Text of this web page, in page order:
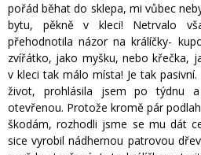
pořád běhat do sklepa, mi vůbec
bytu, pěkně v kleci! Netrvalo
přehodnotila názor na králíčky-
zvířátko, jako myšku, nebo křečka,
v kleci tak málo místa! Je tak
život, prohlásila jsem po týdnu
otevřenou. Protože kromě pár
škodám, rozhodli jsme se mu dát
sice vyrobil nádhernou patrovou